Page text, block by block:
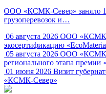
ООО «КСМК-Север» заняло 1
грузоперевозок и…
06 августа 2026 ООО
экосертификацию
05 августа 2026 ООО
регионального этапа
01 июня 2026 Визит
«КСМК-Север»